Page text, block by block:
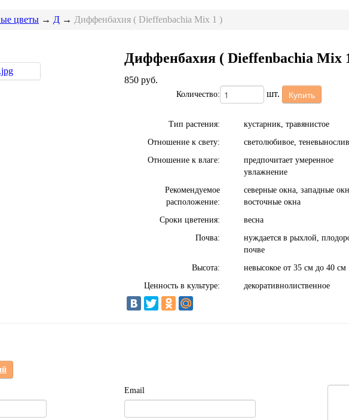
цветы → Д → Диффенбахия ( Dieffenbachia Mix 1 )
Диффенбахия ( Dieffenbachia Mix
850 руб.
Количество: шт. Купить
Тип растения:
кустарник, травянистое
Отношение к свету:
светолюбивое,
Отношение к влаге:
предпочитает умеренное
увлажнение
Рекомендуемое
расположение:
северные окна, западные
восточные окна
Сроки цветения:
весна
Почва:
нуждается в рыхлой,
почве
Высота:
невысокое от 35 см до 40 см
Ценность в культуре:
декоративнолиственное
Email